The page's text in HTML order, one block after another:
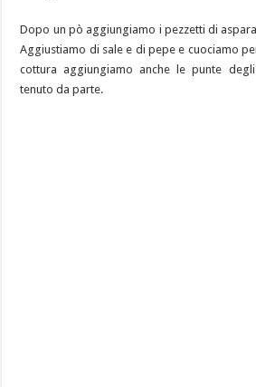
Dopo un pò aggiungiamo i pezzetti di
Aggiustiamo di sale e di pepe e cuociamo
cottura aggiungiamo anche le punte
tenuto da parte.